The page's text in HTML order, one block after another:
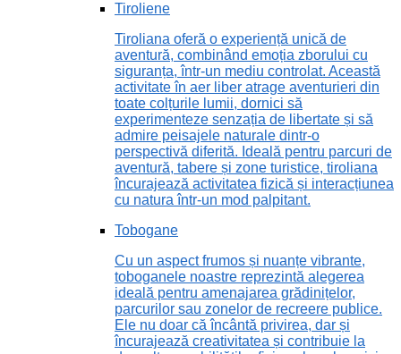
Tiroliene
Tiroliana oferă o experiență unică de
aventură, combinând emoția zborului cu
siguranța, într-un mediu controlat. Această
activitate în aer liber atrage aventurieri din
toate colțurile lumii, dornici să
experimenteze senzația de libertate și să
admire peisajele naturale dintr-o
perspectivă diferită. Ideală pentru parcuri de
aventură, tabere și zone turistice, tiroliana
încurajează activitatea fizică și interacțiunea
cu natura într-un mod palpitant.
Tobogane
Cu un aspect frumos și nuanțe vibrante,
toboganele noastre reprezintă alegerea
ideală pentru amenajarea grădinițelor,
parcurilor sau zonelor de recreere publice.
Ele nu doar că încântă privirea, dar și
încurajează creativitatea și contribuie la